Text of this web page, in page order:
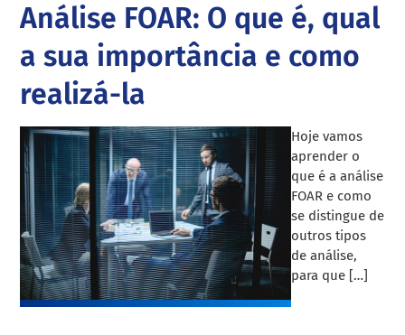
Análise FOAR: O que é, qual
a sua importância e como
realizá-la
Hoje vamos
aprender o
que é a análise
FOAR e como
se distingue de
outros tipos
de análise,
para que […]